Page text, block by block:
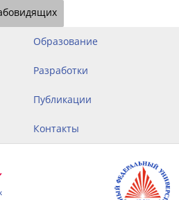
Образование
Разработки
Публикации
Контакты